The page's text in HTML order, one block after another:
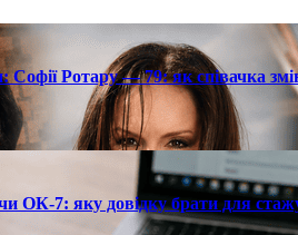
Софії Ротару — 79: як співачка
7: яку довідку брати для